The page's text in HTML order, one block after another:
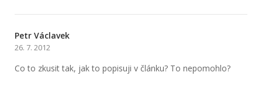
Petr Václavek
26. 7. 2012
Co to zkusit tak, jak to popisuji v článku? To nepomohlo?